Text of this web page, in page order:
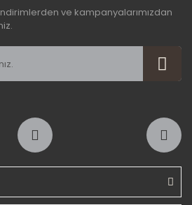
ve kampanyalarımızdan